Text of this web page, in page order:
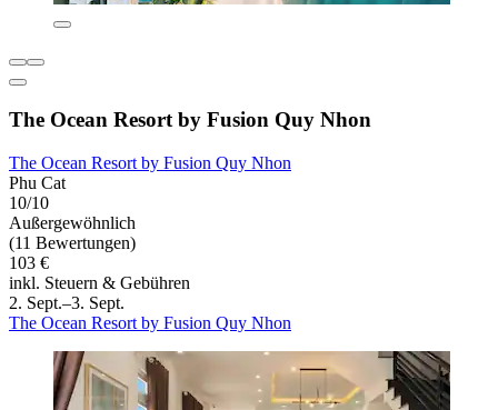
The Ocean Resort by Fusion Quy Nhon
The Ocean Resort by Fusion Quy Nhon
Phu Cat
10/10
Außergewöhnlich
(11 Bewertungen)
103 €
inkl. Steuern & Gebühren
2. Sept.–3. Sept.
The Ocean Resort by Fusion Quy Nhon